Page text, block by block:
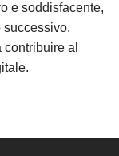
e soddisfacente,
successivo.
al